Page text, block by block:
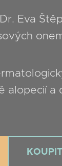
Eva
alopecií a